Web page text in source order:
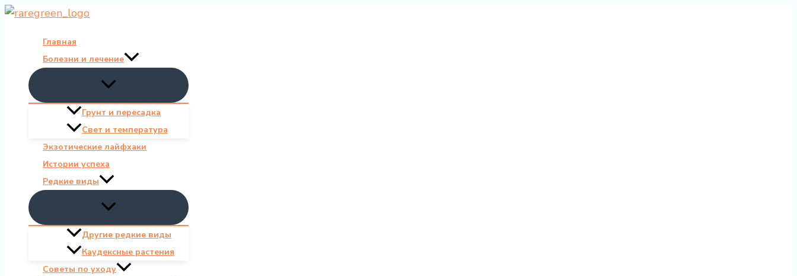
Перейти
содержимому
Главная
Болезни и лечение
Грунт и пересадка
Свет и температура
Экзотические лайфхаки
Истории успеха
Редкие виды
Другие редкие виды
Каудексные растения
Советы по уходу